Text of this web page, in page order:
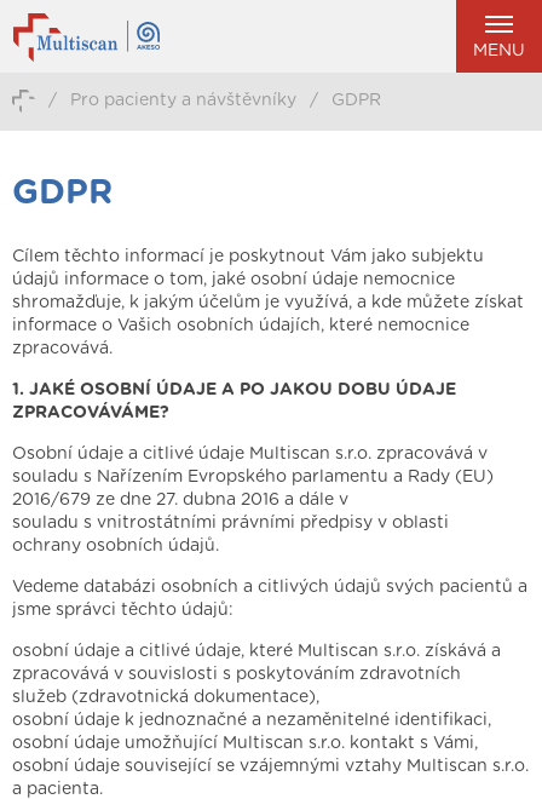
MENU
/ Pro pacienty a návštěvníky / GDPR
GDPR
Cílem těchto informací je poskytnout Vám jako subjektu
údajů informace o tom, jaké osobní údaje nemocnice
shromažďuje, k jakým účelům je využívá, a kde můžete získat
informace o Vašich osobních údajích, které nemocnice
zpracovává.
1. JAKÉ OSOBNÍ ÚDAJE A PO JAKOU DOBU ÚDAJE
ZPRACOVÁVÁME?
Osobní údaje a citlivé údaje Multiscan s.r.o. zpracovává v
souladu s Nařízením Evropského parlamentu a Rady (EU)
2016/679 ze dne 27. dubna 2016 a dále v
souladu s vnitrostátními právními předpisy v oblasti
ochrany osobních údajů.
Vedeme databázi osobních a citlivých údajů svých pacientů a
jsme správci těchto údajů:
osobní údaje a citlivé údaje, které Multiscan s.r.o. získává a
zpracovává v souvislosti s poskytováním zdravotních
služeb (zdravotnická dokumentace),
osobní údaje k jednoznačné a nezaměnitelné identifikaci,
osobní údaje umožňující Multiscan s.r.o. kontakt s Vámi,
osobní údaje související se vzájemnými vztahy Multiscan s.r.o.
a pacienta.